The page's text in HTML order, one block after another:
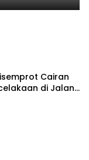
Cairan
di Jalan